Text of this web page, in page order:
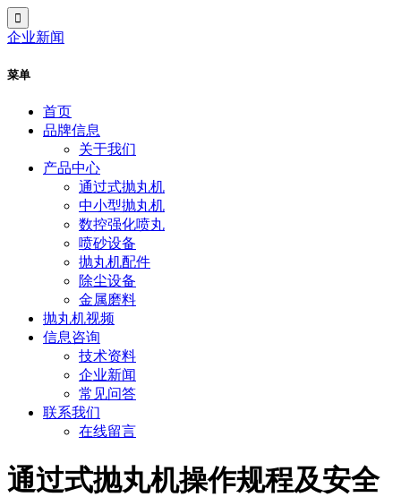
企业新闻
菜单
首页
品牌信息
关于我们
产品中心
通过式抛丸机
中小型抛丸机
数控强化喷丸
喷砂设备
抛丸机配件
除尘设备
金属磨料
抛丸机视频
信息咨询
技术资料
企业新闻
常见问答
联系我们
在线留言
通过式抛丸机操作规程及安全